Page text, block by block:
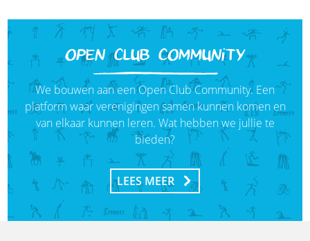
OPEN CLUB COMMUNITY
We bouwen aan een Open Club Community. Een
platform waar verenigingen samen kunnen komen en
van elkaar kunnen leren. Wat hebben we jullie te
bieden?
LEES MEER